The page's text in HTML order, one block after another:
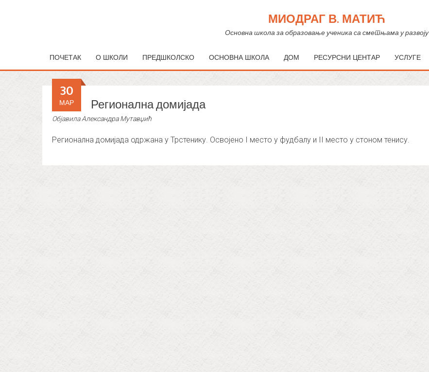
МИОДРАГ В. МАТИЋ
Основна школа за образовање ученика са сметњама у развоју
ПОЧЕТАК О ШКОЛИ ПРЕДШКОЛСКО ОСНОВНА ШКОЛА ДОМ РЕСУРСНИ ЦЕНТАР УСЛУГЕ
Регионална домијада
30
МАР
ОбјавилаАлександра Мутавџић
Регионална домијада одржана у Трстенику. Освојено I место у фудбалу и II место у стоном тенису.